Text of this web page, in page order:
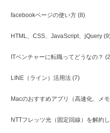
facebookページの使い方 (8)
HTML、CSS、JavaScript、jQuery
ITベンチャーに転職ってどうなの？
LINE（ライン）活用法 (7)
Macのおすすめアプリ（高速化、メ
NTTフレッツ光（固定回線）を解約